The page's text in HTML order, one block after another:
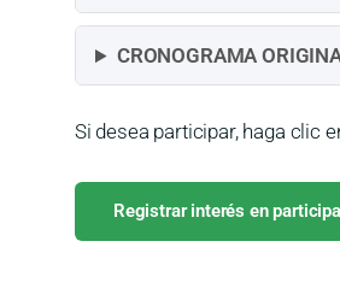
CRONOGRAMA
Si desea participar, haga clic
Registrar interés en